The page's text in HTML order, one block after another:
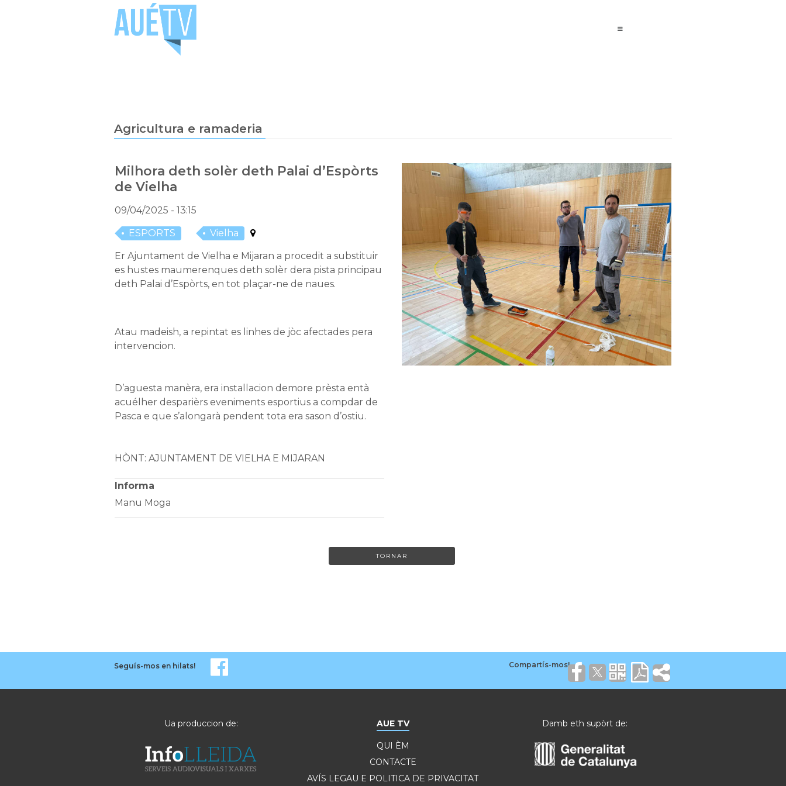
Agricultura e ramaderia
Milhora deth solèr deth Palai d’Espòrts
de Vielha
09/04/2025 - 13:15
ESPORTS Vielha
Er Ajuntament de Vielha e Mijaran a procedit a substituir
es hustes maumerenques deth solèr dera pista principau
deth Palai d’Espòrts, en tot plaçar-ne de naues.
Atau madeish, a repintat es linhes de jòc afectades pera
intervencion.
D’aguesta manèra, era installacion demore prèsta entà
acuélher desparièrs eveniments esportius a compdar de
Pasca e que s’alongarà pendent tota era sason d’ostiu.
HÒNT: AJUNTAMENT DE VIELHA E MIJARAN
Informa
Manu Moga
TORNAR
Seguís-mos en hilats!
Ua produccion de: AUE TV
QUI ÈM
CONTACTE
AVÍS LEGAU E POLITICA DE PRIVACITAT
Damb eth supòrt de: